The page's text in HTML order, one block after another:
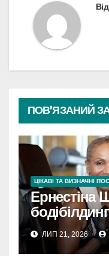
Від
ПОВ’ЯЗАНИЙ
ЦІКАВІ ТА ВИЗНАЧНІ
Ернестіна
вік — це
ЛИП 21, 2026